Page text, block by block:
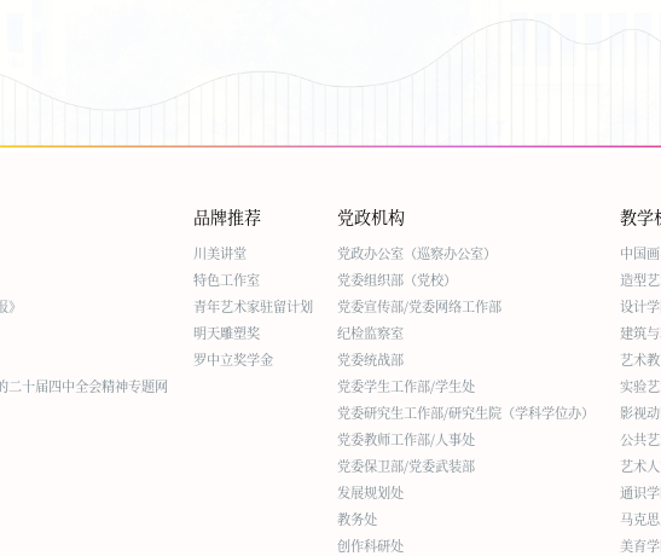
二十届四中全会精神专题网
品牌推荐
川美讲堂
特色工作室
青年艺术家驻留计划
明天雕塑奖
罗中立奖学金
党政机构
党政办公室（巡察办公室）
党委组织部（党校）
党委宣传部/党委网络工作部
纪检监察室
党委统战部
党委学生工作部/学生处
党委研究生工作部/研究生院（学科学位办）
党委教师工作部/人事处
党委保卫部/党委武装部
发展规划处
教务处
创作科研处
教学
中国
造型
设计
建筑
艺术
实验
影视
公共
艺术
通识
马克
美育